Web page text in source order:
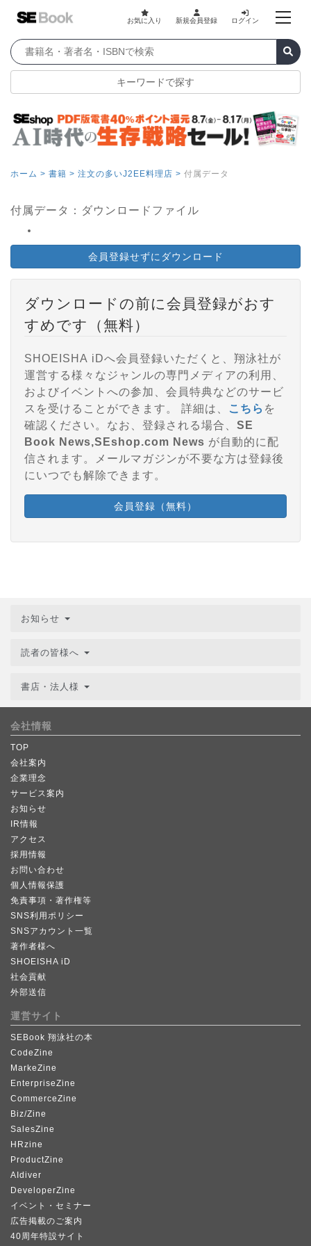
お気に入り 新規会員登録 ログイン
キーワードで探す
ホーム > 書籍 > 注文の多いJ2EE料理店 > 付属データ
付属データ：ダウンロードファイル
会員登録せずにダウンロード
ダウンロードの前に会員登録がおす
すめです（無料）
SHOEISHA iDへ会員登録いただくと、翔泳社が
運営する様々なジャンルの専門メディアの利用、
およびイベントへの参加、会員特典などのサービ
スを受けることができます。 詳細は、
こちら を
確認ください。なお、登録される場合、 SE
Book News,SEshop.com News が自動的に配
信されます。メールマガジンが不要な方は登録後
にいつでも解除できます。
会員登録（無料）
お知らせ
読者の皆様へ
書店・法人様
会社情報
TOP
会社案内
企業理念
サービス案内
お知らせ
IR情報
アクセス
採用情報
お問い合わせ
個人情報保護
免責事項・著作権等
SNS利用ポリシー
SNSアカウント一覧
著作者様へ
SHOEISHA iD
社会貢献
外部送信
運営サイト
SEBook 翔泳社の本
CodeZine
MarkeZine
EnterpriseZine
CommerceZine
Biz/Zine
SalesZine
HRzine
ProductZine
AIdiver
DeveloperZine
イベント・セミナー
広告掲載のご案内
40周年特設サイト